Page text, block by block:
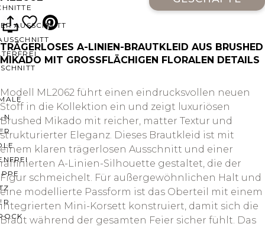
AUSSCHNITT
TRÄGERLOSES A-LINIEN-BRAUTKLEID AUS BRUSHED
MIKADO MIT GROSSFLÄCHIGEN FLORALEN DETAILS
Modell ML2062 führt einen eindrucksvollen neuen
Stoff in die Kollektion ein und zeigt luxuriösen
Brushed Mikado mit reicher, matter Textur und
strukturierter Eleganz. Dieses Brautkleid ist mit
einem klaren trägerlosen Ausschnitt und einer
raffinierten A-Linien-Silhouette gestaltet, die der
Figur schmeichelt. Für außergewöhnlichen Halt und
eine modellierte Passform ist das Oberteil mit einem
integrierten Mini-Korsett konstruiert, damit sich die
Braut während der gesamten Feier sicher fühlt. Das